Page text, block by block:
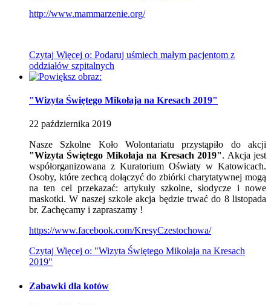
http://www.mammarzenie.org/
Czytaj Więcej o: Podaruj uśmiech małym pacjentom z
oddziałów szpitalnych
"Wizyta Świętego Mikołaja na Kresach 2019"
22 października 2019
Nasze Szkolne Koło Wolontariatu przystąpiło do akcji
"Wizyta Świętego Mikołaja na Kresach 2019". Akcja jest
współorganizowana z Kuratorium Oświaty w Katowicach.
Osoby, które zechcą dołączyć do zbiórki charytatywnej mogą
na ten cel przekazać: artykuły szkolne, słodycze i nowe
maskotki. W naszej szkole akcja będzie trwać do 8 listopada
br. Zachęcamy i zapraszamy !
https://www.facebook.com/KresyCzestochowa/
Czytaj Więcej o: "Wizyta Świętego Mikołaja na Kresach
2019"
Zabawki dla kotów